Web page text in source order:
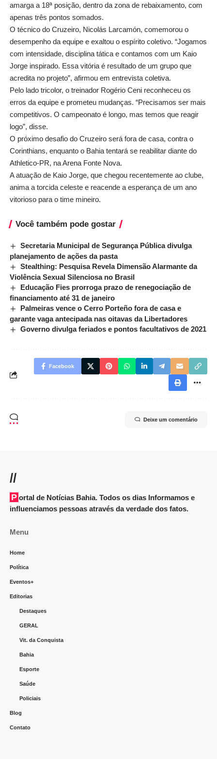
amarga a 18ª posição, dentro da zona de rebaixamento, com
apenas três pontos somados.
O técnico do Cruzeiro, Nicolás Larcamón, comemorou o
desempenho da equipe e exaltou o espírito coletivo. “Jogamos
com intensidade, disciplina tática e contamos com um Kaio
Jorge inspirado. Essa vitória é resultado de um grupo que
acredita no projeto”, afirmou em entrevista coletiva.
Pelo lado tricolor, o treinador Rogério Ceni reconheceu os
erros da equipe e prometeu mudanças. “Precisamos ser mais
competitivos. O campeonato é longo, mas temos que reagir
logo”, disse.
O próximo desafio do Cruzeiro será fora de casa, contra o
Corinthians, enquanto o Bahia tentará se reabilitar diante do
Athletico-PR, na Arena Fonte Nova.
A atuação de Kaio Jorge, que chegou recentemente ao clube,
anima a torcida celeste e reacende a esperança de um ano
vitorioso para o time mineiro.
Você também pode gostar
Secretaria Municipal de Segurança Pública divulga
planejamento de ações da pasta
Stealthing: Pesquisa Revela Dimensão Alarmante da
Violência Sexual Silenciosa no Brasil
Educação Fies prorroga prazo de renegociação de
financiamento até 31 de janeiro
Palmeiras vence o Cerro Porteño fora de casa e
garante vaga antecipada nas oitavas da Libertadores
Governo divulga feriados e pontos facultativos de 2021
Facebook
Deixe um comentário
//
Portal de Notícias Bahia. Todos os dias Informamos e
influenciamos pessoas através da verdade dos fatos.
Menu
Home
Política
Eventos+
Editorias
Destaques
GERAL
Vit. da Conquista
Bahia
Esporte
Saúde
Policiais
Blog
Contato